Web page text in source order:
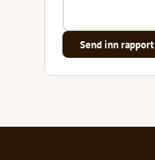
Send inn rapport